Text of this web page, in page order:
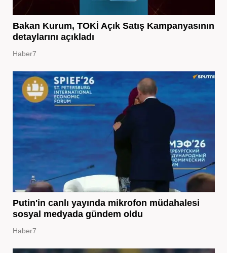
Bakan Kurum, TOKİ Açık Satış Kampanyasının
detaylarını açıkladı
Haber7
Putin'in canlı yayında mikrofon müdahalesi
sosyal medyada gündem oldu
Haber7